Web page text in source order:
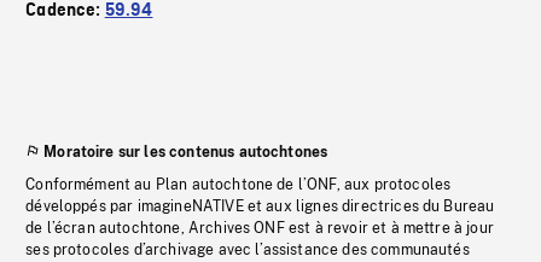
Cadence: 59.94
Moratoire sur les contenus autochtones
Conformément au Plan autochtone de l’ONF, aux protocoles
développés par imagineNATIVE et aux lignes directrices du Bureau
de l’écran autochtone, Archives ONF est à revoir et à mettre à jour
ses protocoles d’archivage avec l’assistance des communautés